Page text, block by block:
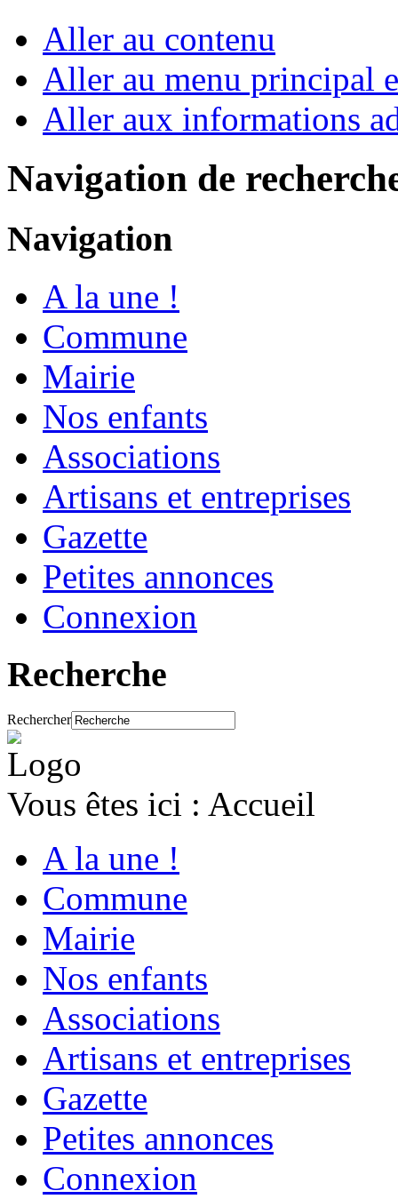
Aller au contenu
Aller au menu principal
Aller aux informations
Navigation de
Navigation
A la une !
Commune
Mairie
Nos enfants
Associations
Artisans et entreprises
Gazette
Petites annonces
Connexion
Recherche
Rechercher
Vous êtes ici : Accueil
A la une !
Commune
Mairie
Nos enfants
Associations
Artisans et entreprises
Gazette
Petites annonces
Connexion